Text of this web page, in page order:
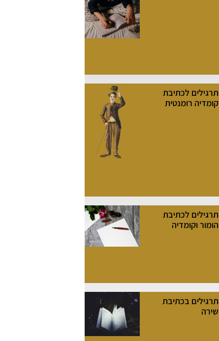
תרגילים לכתיבת
קומדיה רומנטית
תרגילים לכתיבת
הומור וקומדיה
תרגילים בכתיבת
שירה